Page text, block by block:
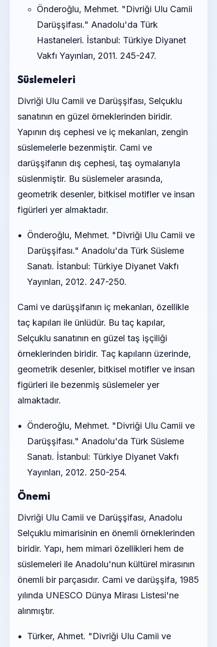
Önderoğlu, Mehmet. "Divriği Ulu Camii
Darüşşifası." Anadolu'da Türk
Hastaneleri. İstanbul: Türkiye Diyanet
Vakfı Yayınları, 2011. 245-247.
Süslemeleri
Divriği Ulu Camii ve Darüşşifası, Selçuklu
sanatının en güzel örneklerinden biridir.
Yapının dış cephesi ve iç mekanları, zengin
süslemelerle bezenmiştir. Cami ve
darüşşifanın dış cephesi, taş oymalarıyla
süslenmiştir. Bu süslemeler arasında,
geometrik desenler, bitkisel motifler ve insan
figürleri yer almaktadır.
Önderoğlu, Mehmet. "Divriği Ulu Camii ve
Darüşşifası." Anadolu'da Türk Süsleme
Sanatı. İstanbul: Türkiye Diyanet Vakfı
Yayınları, 2012. 247-250.
Cami ve darüşşifanın iç mekanları, özellikle
taç kapıları ile ünlüdür. Bu taç kapılar,
Selçuklu sanatının en güzel taş işçiliği
örneklerinden biridir. Taç kapıların üzerinde,
geometrik desenler, bitkisel motifler ve insan
figürleri ile bezenmiş süslemeler yer
almaktadır.
Önderoğlu, Mehmet. "Divriği Ulu Camii ve
Darüşşifası." Anadolu'da Türk Süsleme
Sanatı. İstanbul: Türkiye Diyanet Vakfı
Yayınları, 2012. 250-254.
Önemi
Divriği Ulu Camii ve Darüşşifası, Anadolu
Selçuklu mimarisinin en önemli örneklerinden
biridir. Yapı, hem mimari özellikleri hem de
süslemeleri ile Anadolu'nun kültürel mirasının
önemli bir parçasıdır. Cami ve darüşşifa, 1985
yılında UNESCO Dünya Mirası Listesi'ne
alınmıştır.
Türker, Ahmet. "Divriği Ulu Camii ve